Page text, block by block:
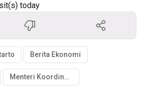
today
Berita Ekonomi
Menteri Koordinator Bidang Perekonomian